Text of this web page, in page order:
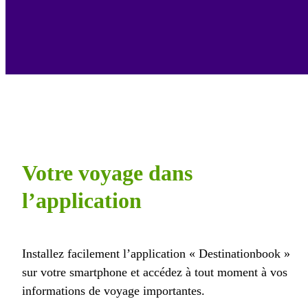
Votre voyage dans
l’application
Installez facilement l’application « Destinationbook »
sur votre smartphone et accédez à tout moment à vos
informations de voyage importantes.